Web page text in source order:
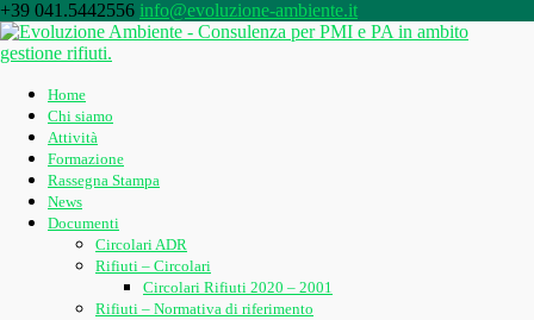
+39 041.5442556 info@evoluzione-ambiente.it
Home
Chi siamo
Attività
Formazione
Rassegna Stampa
News
Documenti
Circolari ADR
Rifiuti – Circolari
Circolari Rifiuti 2020 – 2001
Rifiuti – Normativa di riferimento